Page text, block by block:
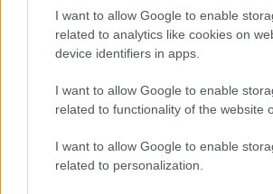
I want to allow Google to enable
related to analytics like cookies on
device identifiers in apps.
I want to allow Google to enable
related to functionality of the website
I want to allow Google to enable
related to personalization.
órától és 20 óra 30 perctől is
Jurányi Inkubátorházban. Az
létrehozását az Orlai Produkció és
Forrás: MTI